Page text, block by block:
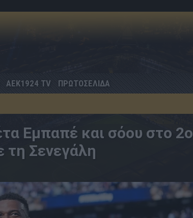
AEK1924 TV
ΠΡΩΤΟΣΕΛΙΔΑ
Εμπαπέ και σόου στο 2ο
τη Σενεγάλη